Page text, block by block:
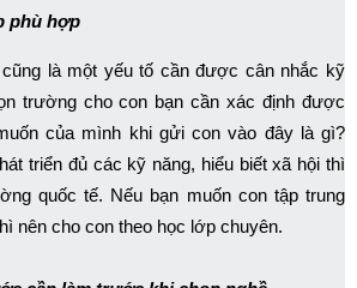
phù hợp
là một yếu tố cần được cân nhắc kỹ
trường cho con bạn cần xác định được
của mình khi gửi con vào đây là gì?
triển đủ các kỹ năng, hiểu biết xã hội thì
quốc tế. Nếu bạn muốn con tập trung
nên cho con theo học lớp chuyên.